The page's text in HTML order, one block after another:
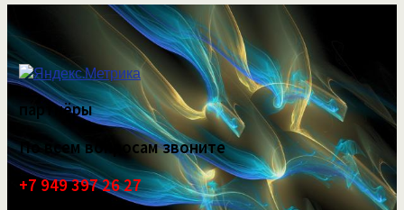
партнёры
По всем вопросам звоните
+7 949 397 26 27